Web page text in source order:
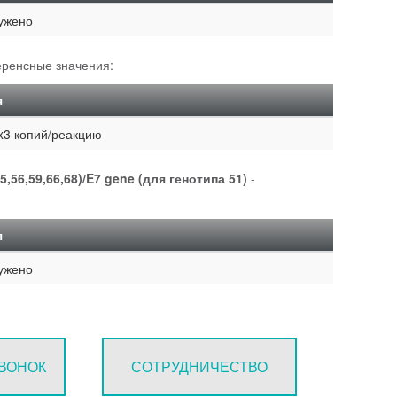
значения:
копий/реакцию
E7 gene (для генотипа 51) -
СОТРУДНИЧЕСТВО